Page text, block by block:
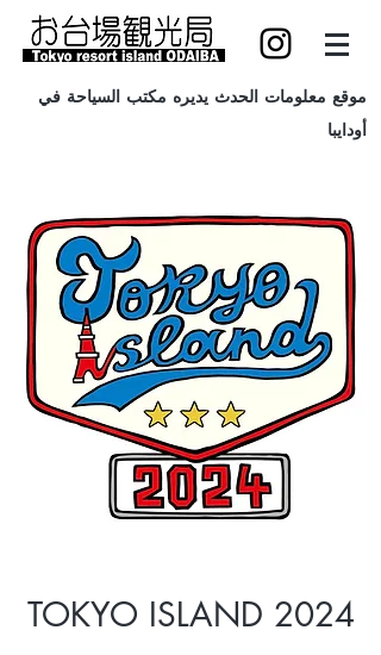
موقع معلومات الحدث يديره مكتب السياحة في
أودايبا
TOKYO ISLAND 2024